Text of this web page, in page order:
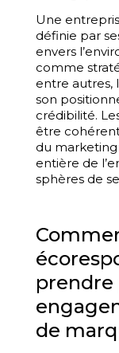
Une
définie par
envers
comme
entre autres,
son
crédibilité.
être
du
entière de
sphères de
prendre
de